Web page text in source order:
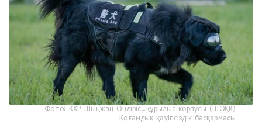
Фото: ҚХР Шыңжаң Өндіріс-құрылыс корпусы (ШӨҚК)
Қоғамдық қауіпсіздік басқармасы